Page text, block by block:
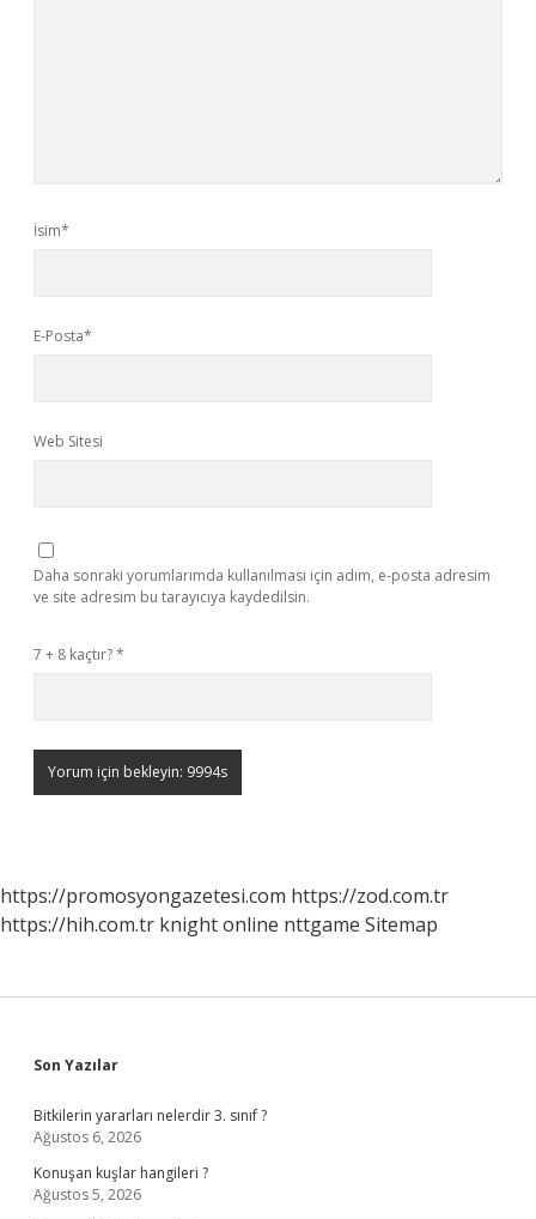
İsim*
E-Posta*
Web Sitesi
Daha sonraki yorumlarımda kullanılması için adım, e-posta adresim
ve site adresim bu tarayıcıya kaydedilsin.
7 + 8 kaçtır?*
https://promosyongazetesi.com https://zod.com.tr
https://hih.com.tr knight online nttgame Sitemap
Sidebar
Son Yazılar
Bitkilerin yararları nelerdir 3. sınıf ?
Ağustos 6, 2026
Konuşan kuşlar hangileri ?
Ağustos 5, 2026